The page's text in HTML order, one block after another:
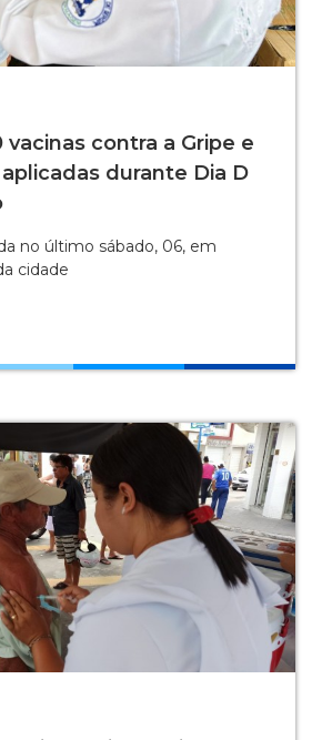
vacinas contra a Gripe e
aplicadas durante Dia D
no último sábado, 06, em
cidade